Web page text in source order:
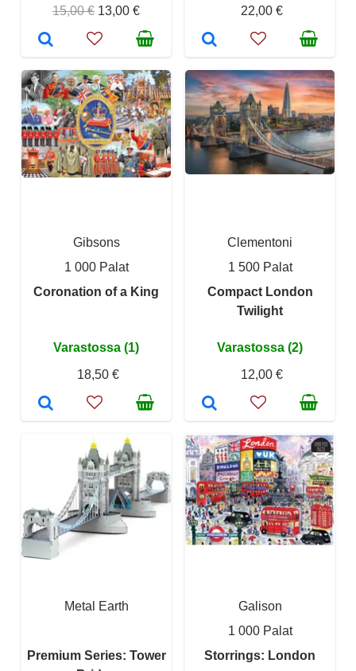
15,00 € 13,00 €
22,00 €
Gibsons
1 000 Palat
Coronation of a King
Varastossa (1)
18,50 €
Clementoni
1 500 Palat
Compact London
Twilight
Varastossa (2)
12,00 €
Metal Earth
Premium Series: Tower
Galison
1 000 Palat
Storrings: London